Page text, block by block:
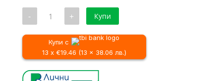
- количество
Ъглошлайф
MAKITA
GA9040RF01,
2600W,
230mm
+ Купи
Купи с
13 x €19.46 (13 x 38.06 лв.)